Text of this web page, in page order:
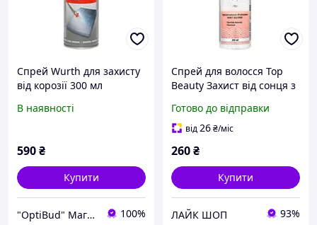
Спрей Wurth для захисту
від корозії 300 мл
В наявності
590₴
Купити
"OptiBud" Магазин будматеріалів 100%
Спрей для волосся Top
Beauty Захист від сонця з
термозахисний
двофазний 200 мл
Готово до відправки
від26₴/міс
260₴
Купити
ЛАЙК ШОП 93%